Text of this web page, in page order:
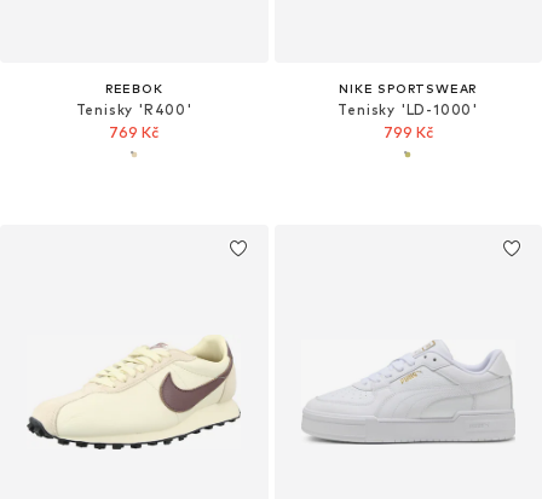
REEBOK
Tenisky 'R400'
769 Kč
NIKE SPORTSWEAR
Tenisky 'LD-1000'
799 Kč